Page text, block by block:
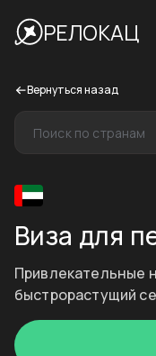
РЕЛОКАЦ
Вернуться назад
Виза для
Привлекательные
быстрорастущий